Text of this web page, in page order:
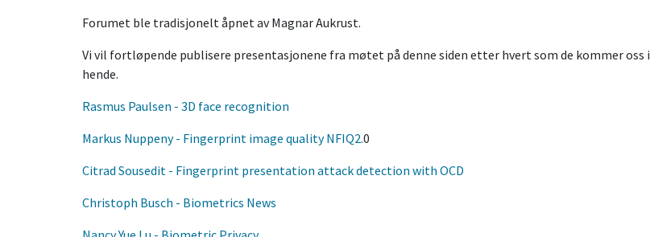
Forumet ble tradisjonelt åpnet av Magnar Aukrust.
Vi vil fortløpende publisere presentasjonene fra møtet på denne siden etter hvert som de kommer oss i
hende.
Rasmus Paulsen - 3D face recognition
Markus Nuppeny - Fingerprint image quality NFIQ2.0
Citrad Sousedit - Fingerprint presentation attack detection with OCD
Christoph Busch - Biometrics News